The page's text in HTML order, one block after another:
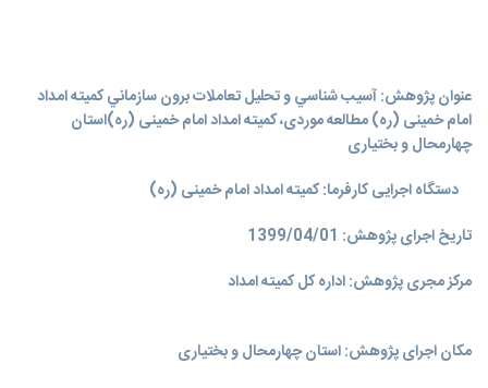
عنوان پژوهش: آسيب شناسي و تحليل تعاملات برون سازماني کمیته امداد
امام خمینی (ره) مطالعه موردی، کمیته امداد امام خمینی (ره)استان
چهارمحال و بختیاری
دستگاه اجرایی کارفرما: کمیته امداد امام خمینی (ره)
تاریخ اجرای پژوهش: 1399/04/01
مرکز مجری پژوهش: اداره کل کمیته امداد
مکان اجرای پژوهش: استان چهارمحال و بختیاری